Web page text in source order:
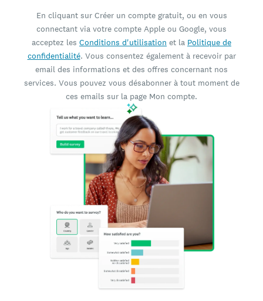
En cliquant sur Créer un compte gratuit, ou en vous
connectant via votre compte Apple ou Google, vous
acceptez les Conditions d'utilisation et la Politique de
confidentialité. Vous consentez également à recevoir par
email des informations et des offres concernant nos
services. Vous pouvez vous désabonner à tout moment de
ces emails sur la page Mon compte.